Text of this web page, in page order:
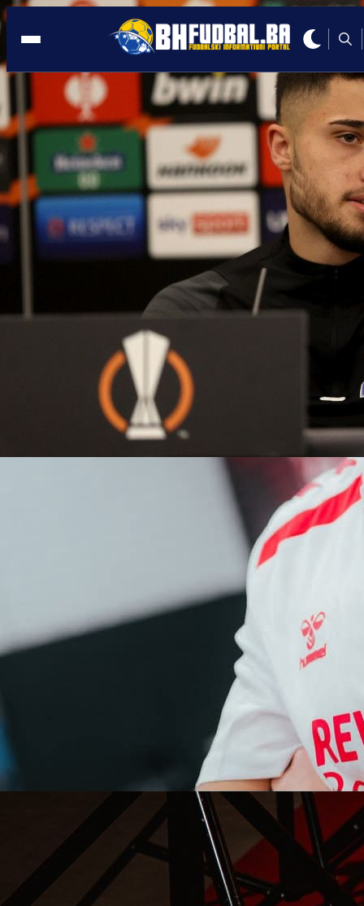
NJEMAČKA
15:20, 16.10.2022
NOVI GOL U BUNDESLIGI: Huseinbašić
pogodio protiv Augsburga!
15:20, 16.10.2022